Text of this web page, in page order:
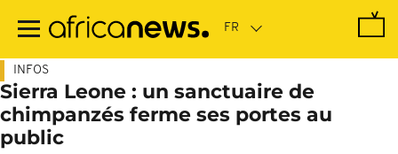
contenu
INFOS
Sierra Leone : un sanctuaire de
chimpanzés ferme ses portes au
public